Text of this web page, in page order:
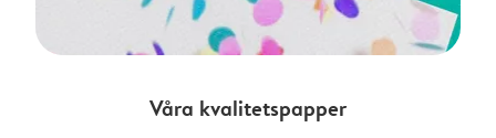
Våra kvalitetspapper